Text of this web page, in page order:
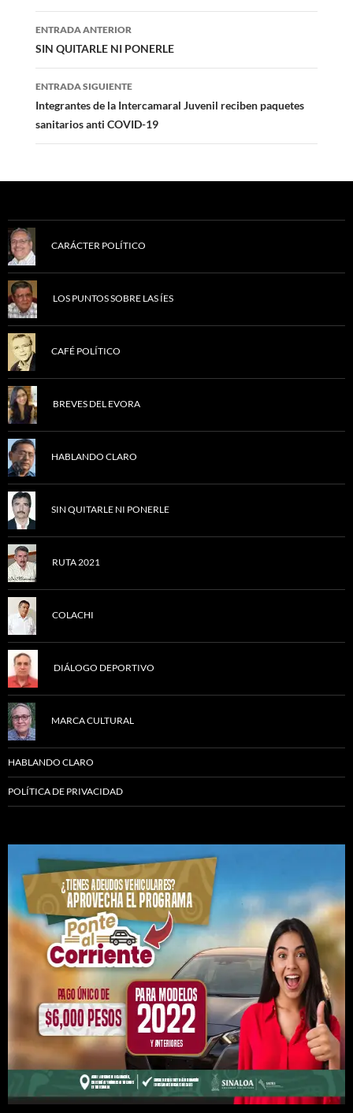
Navegación
de
entradas
ENTRADA ANTERIOR
SIN QUITARLE NI PONERLE
ENTRADA SIGUIENTE
Integrantes de la Intercamaral Juvenil reciben paquetes
sanitarios anti COVID-19
CARÁCTER POLÍTICO
LOS PUNTOS SOBRE LAS ÍES
CAFÉ POLÍTICO
BREVES DEL EVORA
HABLANDO CLARO
SIN QUITARLE NI PONERLE
RUTA 2021
COLACHI
DIÁLOGO DEPORTIVO
MARCA CULTURAL
HABLANDO CLARO
POLÍTICA DE PRIVACIDAD